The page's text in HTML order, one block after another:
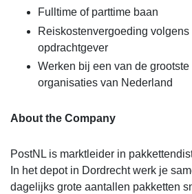
Fulltime of parttime baan
Reiskostenvergoeding volgens
opdrachtgever
Werken bij een van de
organisaties van Nederland
About the Company
PostNL is marktleider in
In het depot in Dordrecht werk je
dagelijks grote aantallen pakketten